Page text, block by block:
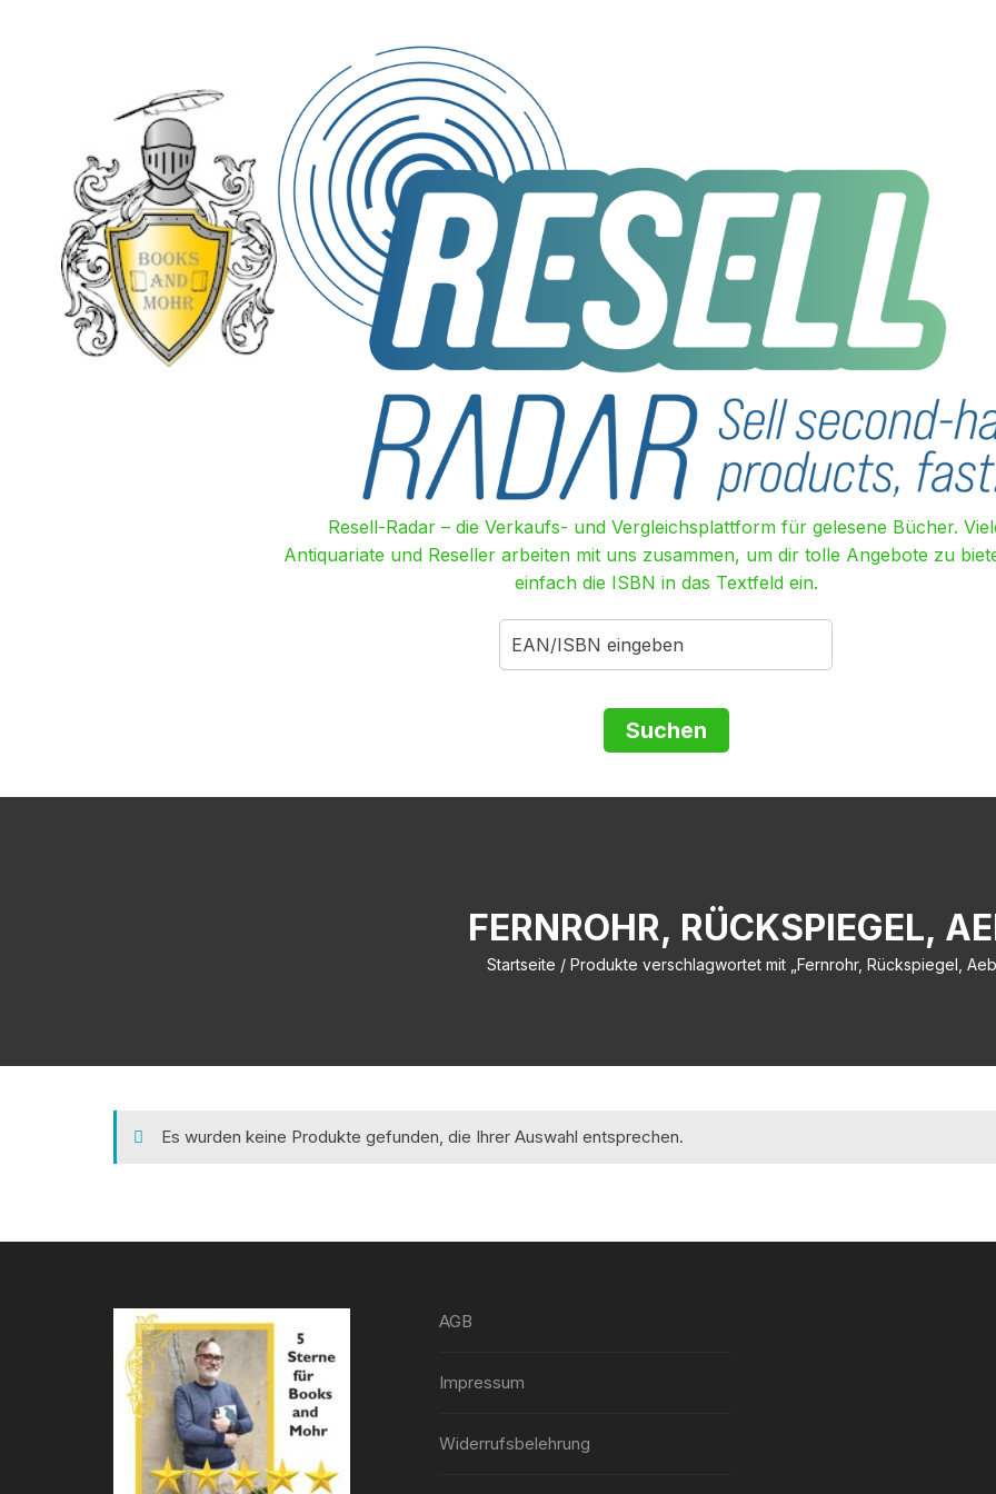
Resell-Radar – die Verkaufs- und Vergleichsplattform für gelesene Bücher.
Antiquariate und Reseller arbeiten mit uns zusammen, um dir tolle Angebote zu
einfach die ISBN in das Textfeld ein.
FERNROHR, RÜCKSPIEGEL,
Startseite / Produkte verschlagwortet mit „Fernrohr, Rückspiegel,
Es wurden keine Produkte gefunden, die Ihrer Auswahl entsprechen.
AGB
Impressum
Widerrufsbelehrung